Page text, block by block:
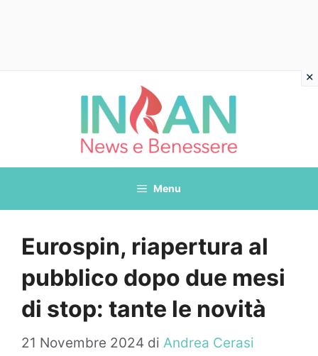
Menu
Eurospin, riapertura al
pubblico dopo due mesi
di stop: tante le novità
21 Novembre 2024 di Andrea Cerasi